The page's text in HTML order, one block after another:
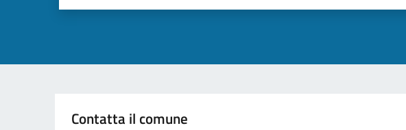
Contatta il comune